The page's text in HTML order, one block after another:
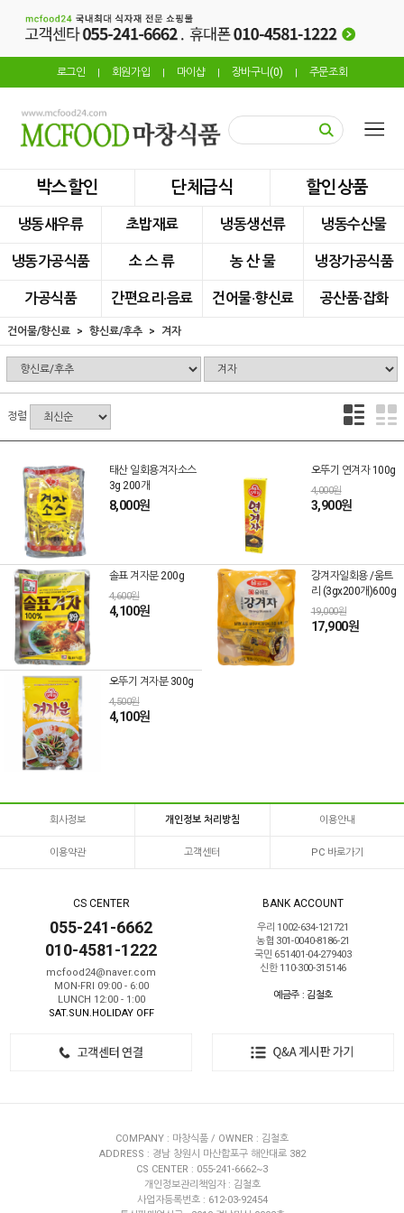
로그인 회원가입 마이샵 장바구니(0) 주문조회
박스할인 단체급식 할인상품
냉동새우류 초밥재료 냉동생선류 냉동수산물
냉동가공식품 소 스 류 농 산 물 냉장가공식품
가공식품 간편요리·음료 건어물·향신료 공산품·잡화
건어물/향신료 향신료/후추 겨자
정렬
태산 일회용겨자소스
3g 200개
8,000원
오뚜기 연겨자 100g
4,000원
3,900원
솔표 겨자분 200g
4,600원
4,100원
강겨자일회용 /움트
리 (3gx200개)600g
19,000원
17,900원
오뚜기 겨자분 300g
4,500원
4,100원
회사정보 개인정보 처리방침 이용안내
이용약관 고객센터 PC 바로가기
CS CENTER
055-241-6662
010-4581-1222
mcfood24@naver.com
MON-FRI 09:00 - 6:00
LUNCH 12:00 - 1:00
SAT.SUN.HOLIDAY OFF
BANK ACCOUNT
우리 1002-634-121721
농협 301-0040-8186-21
국민 651401-04-279403
신한 110-300-315146
예금주 : 김철호
COMPANY : 마창식품 / OWNER : 김철호
ADDRESS : 경남 창원시 마산합포구 해안대로 382
CS CENTER : 055-241-6662~3
개인정보관리책임자 : 김철호
사업자등록번호 : 612-03-92454